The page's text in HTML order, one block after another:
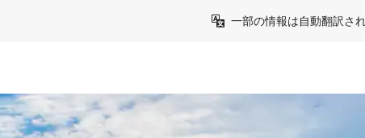
一部の情報は自動翻訳され